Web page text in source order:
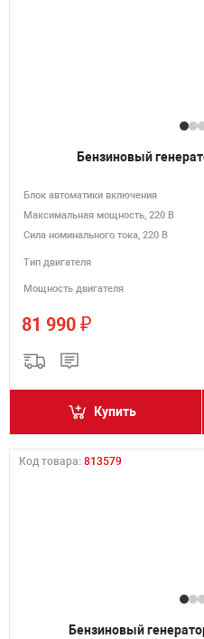
Бензиновый
Блок автоматики включения
Максимальная мощность, 220 В
Сила номинального тока, 220 В
Тип двигателя
Мощность двигателя
81 990 ₽
Купить
Код товара: 813579
Бензиновый